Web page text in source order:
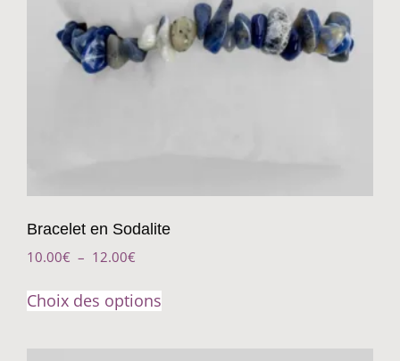
Bracelet en Sodalite
10.00€ – 12.00€
Choix des options